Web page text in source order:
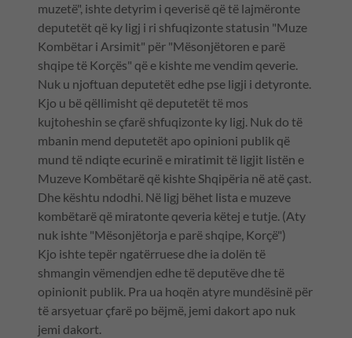
muzetë", ishte detyrim i qeverisë që të lajmëronte
deputetët që ky ligj i ri shfuqizonte statusin "Muze
Kombëtar i Arsimit" për "Mësonjëtoren e parë
shqipe të Korçës" që e kishte me vendim qeverie.
Nuk u njoftuan deputetët edhe pse ligji i detyronte.
Kjo u bë qëllimisht që deputetët të mos
kujtoheshin se çfarë shfuqizonte ky ligj. Nuk do të
mbanin mend deputetët apo opinioni publik që
mund të ndiqte ecurinë e miratimit të ligjit listën e
Muzeve Kombëtarë që kishte Shqipëria në atë çast.
Dhe kështu ndodhi. Në ligj bëhet lista e muzeve
kombëtarë që miratonte qeveria këtej e tutje. (Aty
nuk ishte "Mësonjëtorja e parë shqipe, Korçë")
Kjo ishte tepër ngatërruese dhe ia dolën të
shmangin vëmendjen edhe të deputëve dhe të
opinionit publik. Pra ua hoqën atyre mundësinë për
të arsyetuar çfarë po bëjmë, jemi dakort apo nuk
jemi dakort.